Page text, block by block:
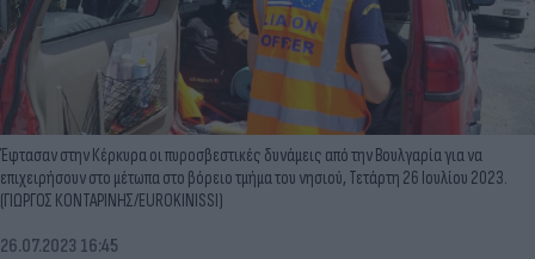
Έφτασαν στην Κέρκυρα οι πυροσβεστικές δυνάμεις από την Βουλγαρία για να
επιχειρήσουν στο μέτωπα στο βόρειο τμήμα του νησιού, Τετάρτη 26 Ιουλίου 2023.
(ΓΙΩΡΓΟΣ ΚΟΝΤΑΡΙΝΗΣ/EUROKINISSI)
26.07.2023 16:45